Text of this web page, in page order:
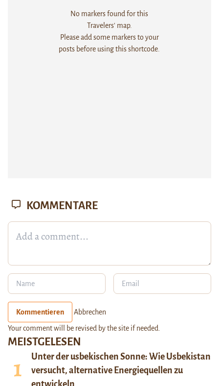
No markers found for this
Travelers' map.
Please add some markers to your
posts before using this shortcode.
MEISTGELESEN
Unter der usbekischen Sonne: Wie Usbekistan
versucht, alternative Energiequellen zu
entwickeln
KOMMENTARE
Kommentieren Abbrechen
Your comment will be revised by the site if needed.